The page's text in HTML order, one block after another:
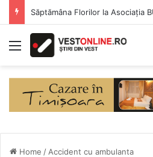
Săptămâna Florilor la Asociația
Menu
Home / Accident cu ambulanta